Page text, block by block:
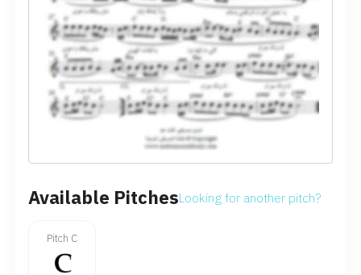
Available PitchesLooking for another pitch?
Pitch C